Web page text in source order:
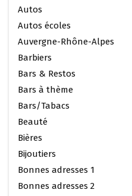
Autos
Autos écoles
Auvergne-Rhône-Alpes
Barbiers
Bars & Restos
Bars à thème
Bars/Tabacs
Beauté
Bières
Bijoutiers
Bonnes adresses 1
Bonnes adresses 2